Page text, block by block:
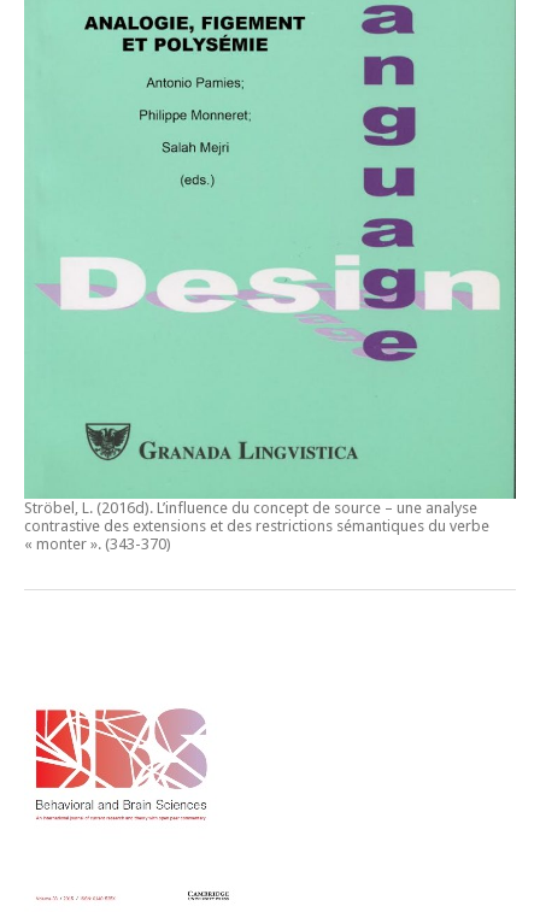
Ströbel, L. (2016d). L’influence du concept de source – une analyse
contrastive des extensions et des restrictions sémantiques du verbe
« monter ». (343-370)